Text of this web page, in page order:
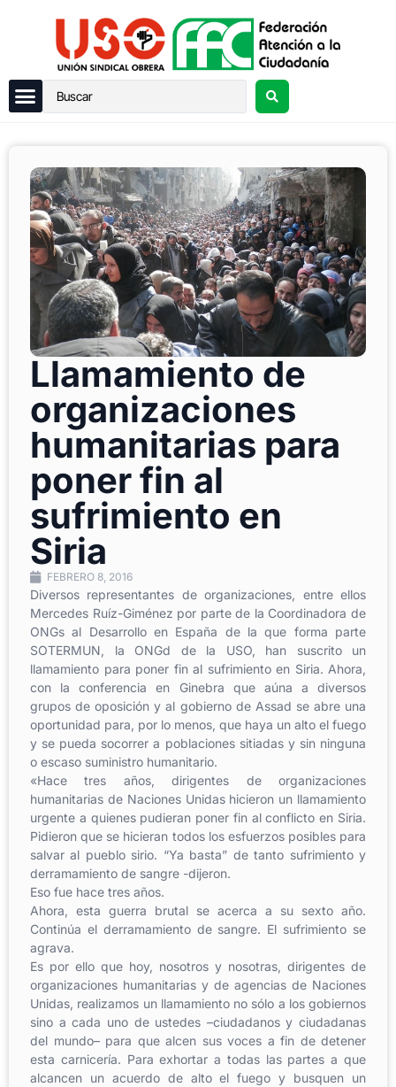
Llamamiento de
organizaciones
humanitarias para
poner fin al
sufrimiento en
Siria
FEBRERO 8, 2016
Diversos representantes de organizaciones, entre ellos
Mercedes Ruíz-Giménez por parte de la Coordinadora de
ONGs al Desarrollo en España de la que forma parte
SOTERMUN, la ONGd de la USO, han suscrito un
llamamiento para poner fin al sufrimiento en Siria. Ahora,
con la conferencia en Ginebra que aúna a diversos
grupos de oposición y al gobierno de Assad se abre una
oportunidad para, por lo menos, que haya un alto el fuego
y se pueda socorrer a poblaciones sitiadas y sin ninguna
o escaso suministro humanitario.
«Hace tres años, dirigentes de organizaciones
humanitarias de Naciones Unidas hicieron un llamamiento
urgente a quienes pudieran poner fin al conflicto en Siria.
Pidieron que se hicieran todos los esfuerzos posibles para
salvar al pueblo sirio. “Ya basta” de tanto sufrimiento y
derramamiento de sangre -dijeron.
Eso fue hace tres años.
Ahora, esta guerra brutal se acerca a su sexto año.
Continúa el derramamiento de sangre. El sufrimiento se
agrava.
Es por ello que hoy, nosotros y nosotras, dirigentes de
organizaciones humanitarias y de agencias de Naciones
Unidas, realizamos un llamamiento no sólo a los gobiernos
sino a cada uno de ustedes –ciudadanos y ciudadanas
del mundo– para que alcen sus voces a fin de detener
esta carnicería. Para exhortar a todas las partes a que
alcancen un acuerdo de alto el fuego y busquen un